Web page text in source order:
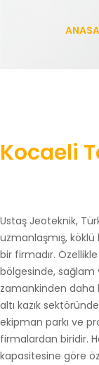
Kocaeli
Ustaş Jeoteknik,
uzmanlaşmış,
bir firmadır.
bölgesinde,
zamankinden daha
altı kazık
ekipman parkı ve
firmalardan biridir.
kapasitesine göre